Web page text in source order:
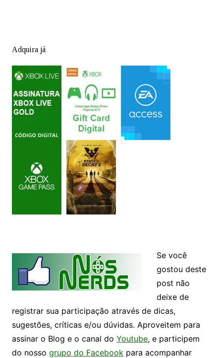
Adquira já
Se você
gostou deste
post não
deixe de
registrar sua participação através de dicas,
sugestões, críticas e/ou dúvidas. Aproveitem para
assinar o Blog e o canal do Youtube, e participem
do nosso grupo do Facebook para acompanhar